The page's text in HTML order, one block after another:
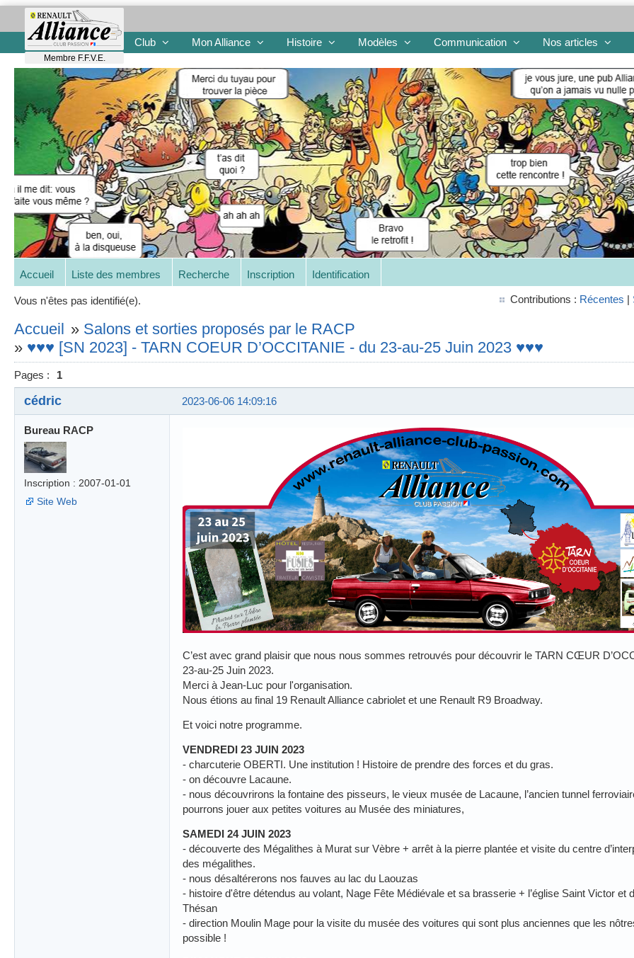
Membre F.F.V.E.
Club Mon Alliance Histoire Modèles Communication Nos articles
Accueil Liste des membres Recherche Inscription Identification
Vous n'êtes pas identifié(e). Contributions : Récentes |
Accueil » Salons et sorties proposés par le RACP
» ♥♥♥ [SN 2023] - TARN COEUR D’OCCITANIE - du 23-au-25 Juin 2023 ♥♥♥
Pages : 1
2023-06-06 14:09:16
cédric
Bureau RACP
Inscription : 2007-01-01
Site Web
C’est avec grand plaisir que nous nous sommes retrouvés pour découvrir le TARN CŒUR
23-au-25 Juin 2023.
Merci à Jean-Luc pour l'organisation.
Nous étions au final 19 Renault Alliance cabriolet et une Renault R9 Broadway.
Et voici notre programme.
VENDREDI 23 JUIN 2023
- charcuterie OBERTI. Une institution ! Histoire de prendre des forces et du gras.
- on découvre Lacaune.
- nous découvrirons la fontaine des pisseurs, le vieux musée de Lacaune, l’ancien tunnel
pourrons jouer aux petites voitures au Musée des miniatures,
SAMEDI 24 JUIN 2023
- découverte des Mégalithes à Murat sur Vèbre + arrêt à la pierre plantée et visite du centre
des mégalithes.
- nous désaltérerons nos fauves au lac du Laouzas
- histoire d'être détendus au volant, Nage Fête Médiévale et sa brasserie + l’église Saint Victor et
Thésan
- direction Moulin Mage pour la visite du musée des voitures qui sont plus anciennes que les
possible !